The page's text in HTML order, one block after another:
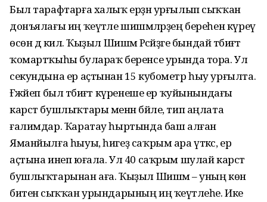
Был тарафтарға халыҡ ерҙән урғылып сыҡҡан
донъялағы иң ҡеүәтле шишмәләрҙең береһен күреү
өсөн дә килә. Ҡыҙыл Шишмә Рәсәйҙәге бындай тәбиғәт
ҡомартҡыһы булараҡ беренсе урында тора. Ул
секундына ер аҫтынан 15 кубометр һыу урғылта.
Ғәжәйеп был тәбиғәт күренеше ер ҡуйынындағы
карст бушлыҡтары менән бәйле, тип аңлата
ғалимдар. Ҡаратау һыртында баш алған
Яманйылға һыуы, һигеҙ саҡрым ара үткәс, ер
аҫтына инеп юғала. Ул 40 саҡрым шулай карст
бушлыҡтарынан аға. Ҡыҙыл Шишмә – уның көн
битенә сыҡҡан урындарының иң ҡеүәтлеһе. Ике